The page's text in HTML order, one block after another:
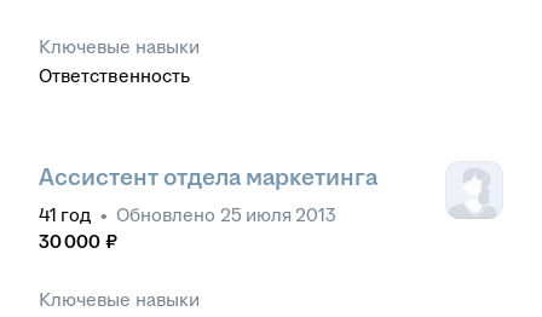
Ключевые навыки
Ответственность
Ассистент отдела маркетинга
41 год • Обновлено 25 июля 2013
30 000 ₽
Ключевые навыки